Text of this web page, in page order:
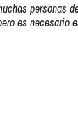
personas
es necesario